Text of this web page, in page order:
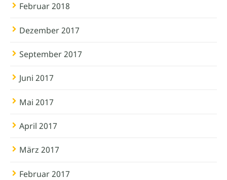
Februar 2018
Dezember 2017
September 2017
Juni 2017
Mai 2017
April 2017
März 2017
Februar 2017